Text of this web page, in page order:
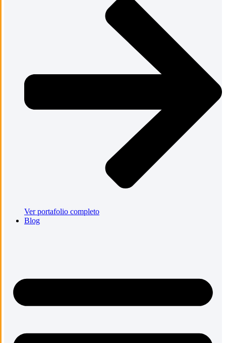
Ver portafolio completo
Blog